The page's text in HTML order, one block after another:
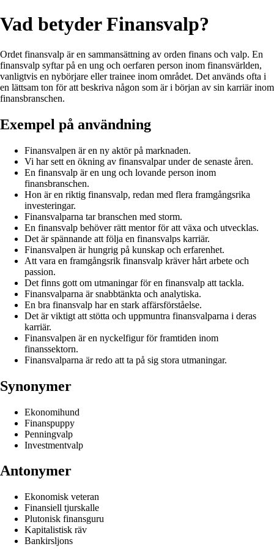
Vad betyder Finansvalp?
Ordet finansvalp är en sammansättning av orden finans och valp. En
finansvalp syftar på en ung och oerfaren person inom finansvärlden,
vanligtvis en nybörjare eller trainee inom området. Det används ofta i
en lättsam ton för att beskriva någon som är i början av sin karriär inom
finansbranschen.
Exempel på användning
Finansvalpen är en ny aktör på marknaden.
Vi har sett en ökning av finansvalpar under de senaste åren.
En finansvalp är en ung och lovande person inom
finansbranschen.
Hon är en riktig finansvalp, redan med flera framgångsrika
investeringar.
Finansvalparna tar branschen med storm.
En finansvalp behöver rätt mentor för att växa och utvecklas.
Det är spännande att följa en finansvalps karriär.
Finansvalpen är hungrig på kunskap och erfarenhet.
Att vara en framgångsrik finansvalp kräver hårt arbete och
passion.
Det finns gott om utmaningar för en finansvalp att tackla.
Finansvalparna är snabbtänkta och analytiska.
En bra finansvalp har en stark affärsförståelse.
Det är viktigt att stötta och uppmuntra finansvalparna i deras
karriär.
Finansvalpen är en nyckelfigur för framtiden inom
finanssektorn.
Finansvalparna är redo att ta på sig stora utmaningar.
Synonymer
Ekonomihund
Finanspuppy
Penningvalp
Investmentvalp
Antonymer
Ekonomisk veteran
Finansiell tjurskalle
Plutonisk finansguru
Kapitalistisk räv
Bankirsljons